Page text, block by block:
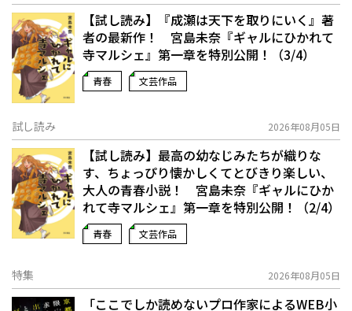
【試し読み】『成瀬は天下を取りにいく』著
者の最新作！ 宮島未奈『ギャルにひかれて
寺マルシェ』第一章を特別公開！（3/4）
青春 文芸作品
試し読み 2026年08月05日
【試し読み】最高の幼なじみたちが織りな
す、ちょっぴり懐かしくてとびきり楽しい、
大人の青春小説！ 宮島未奈『ギャルにひか
れて寺マルシェ』第一章を特別公開！（2/4）
青春 文芸作品
特集 2026年08月05日
「ここでしか読めないプロ作家によるWEB小